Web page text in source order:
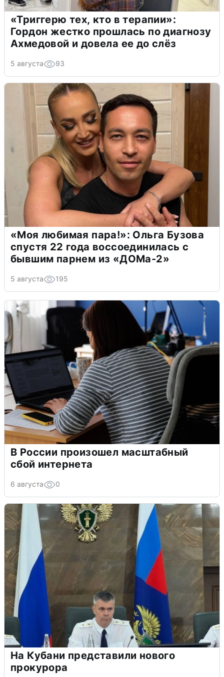
«Триггерю тех, кто в терапии»:
Гордон жестко прошлась по диагнозу
Ахмедовой и довела ее до слёз
5 августа 93
«Моя любимая пара!»: Ольга Бузова
спустя 22 года воссоединилась с
бывшим парнем из «ДОМа-2»
5 августа 195
В России произошел масштабный
сбой интернета
6 августа 0
На Кубани представили нового
прокурора